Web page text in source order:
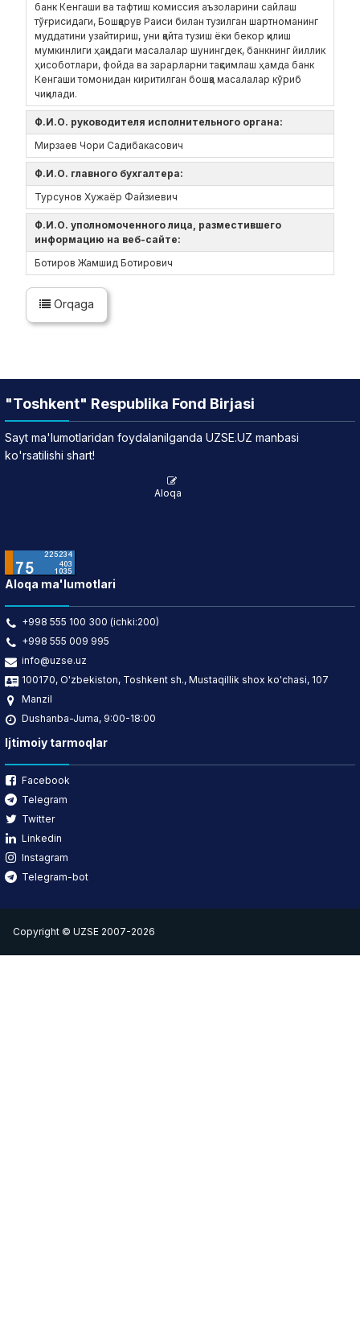
банк Кенгаши ва тафтиш комиссия аъзоларини сайлаш
тўғрисидаги, Бошқарув Раиси билан тузилган шартноманинг
муддатини узайтириш, уни қайта тузиш ёки бекор қилиш
мумкинлиги ҳақидаги масалалар шунингдек, банкнинг йиллик
ҳисоботлари, фойда ва зарарларни тақсимлаш ҳамда банк
Кенгаши томонидан киритилган бошқа масалалар кўриб
чиқилади.
Ф.И.О. руководителя исполнительного органа:
Мирзаев Чори Садибакасович
Ф.И.О. главного бухгалтера:
Турсунов Хужаёр Файзиевич
Ф.И.О. уполномоченного лица, разместившего
информацию на веб-сайте:
Ботиров Жамшид Ботирович
Orqaga
"Toshkent" Respublika Fond Birjasi
Sayt ma'lumotlaridan foydalanilganda UZSE.UZ manbasi
ko'rsatilishi shart!
Aloqa
Aloqa ma'lumotlari
+998 555 100 300 (ichki:200)
+998 555 009 995
info@uzse.uz
100170, O'zbekiston, Toshkent sh., Mustaqillik shox ko'chasi, 107
Manzil
Dushanba-Juma, 9:00-18:00
Ijtimoiy tarmoqlar
Facebook
Telegram
Twitter
Linkedin
Instagram
Telegram-bot
Copyright © UZSE 2007-2026